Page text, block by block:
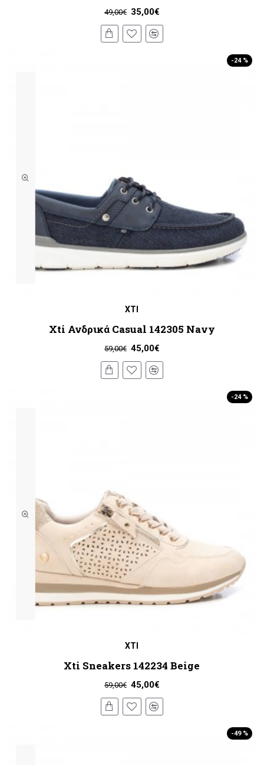
35,00€
49,00€
-24 %
XTI
Xti Ανδρικά Casual 142305 Navy
45,00€
59,00€
-24 %
XTI
Xti Sneakers 142234 Beige
45,00€
59,00€
-49 %